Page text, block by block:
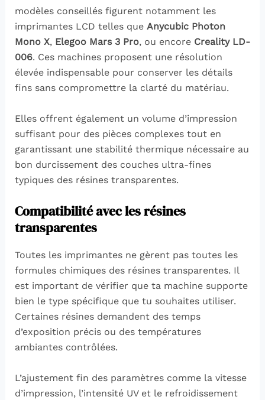
modèles conseillés figurent notamment les
imprimantes LCD telles que Anycubic Photon
Mono X, Elegoo Mars 3 Pro, ou encore Creality LD-
006. Ces machines proposent une résolution
élevée indispensable pour conserver les détails
fins sans compromettre la clarté du matériau.
Elles offrent également un volume d’impression
suffisant pour des pièces complexes tout en
garantissant une stabilité thermique nécessaire au
bon durcissement des couches ultra-fines
typiques des résines transparentes.
Compatibilité avec les résines
transparentes
Toutes les imprimantes ne gèrent pas toutes les
formules chimiques des résines transparentes. Il
est important de vérifier que ta machine supporte
bien le type spécifique que tu souhaites utiliser.
Certaines résines demandent des temps
d’exposition précis ou des températures
ambiantes contrôlées.
L’ajustement fin des paramètres comme la vitesse
d’impression, l’intensité UV et le refroidissement